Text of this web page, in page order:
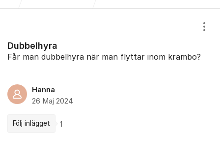
Dubbelhyra
Får man dubbelhyra när man flyttar inom krambo?
Hanna
26 Maj 2024
Följ inlägget 1